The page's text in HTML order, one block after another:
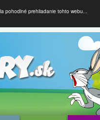
pohodlné prehliadanie tohto webu...